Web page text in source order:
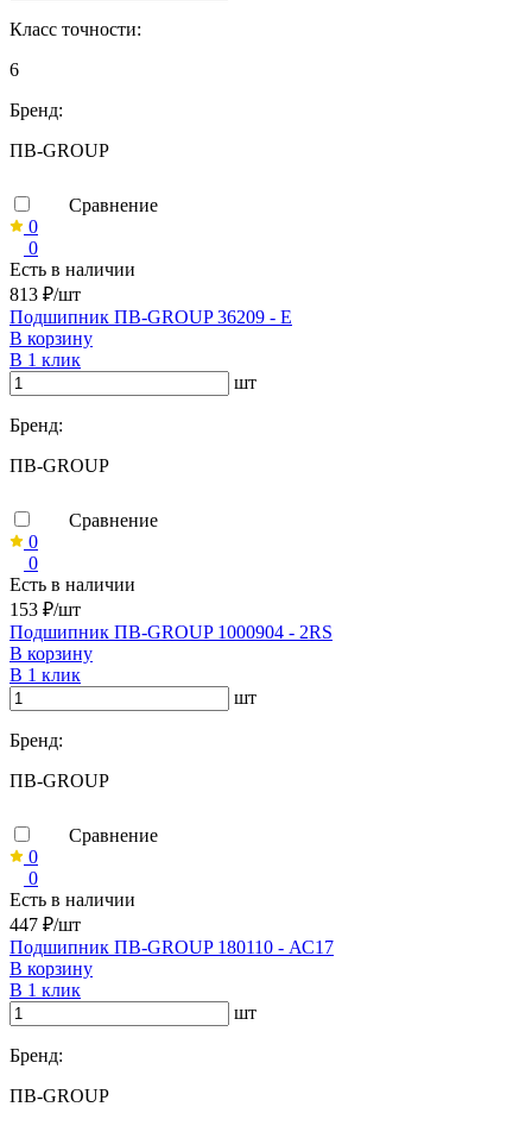
Класс точности:
6
Бренд:
ПВ-GROUP
Сравнение
0
0
Есть в наличии
813 ₽/шт
Подшипник ПВ-GROUP 36209 - Е
В корзину
В 1 клик
шт
Бренд:
ПВ-GROUP
Сравнение
0
0
Есть в наличии
153 ₽/шт
Подшипник ПВ-GROUP 1000904 - 2RS
В корзину
В 1 клик
шт
Бренд:
ПВ-GROUP
Сравнение
0
0
Есть в наличии
447 ₽/шт
Подшипник ПВ-GROUP 180110 - АС17
В корзину
В 1 клик
шт
Бренд:
ПВ-GROUP